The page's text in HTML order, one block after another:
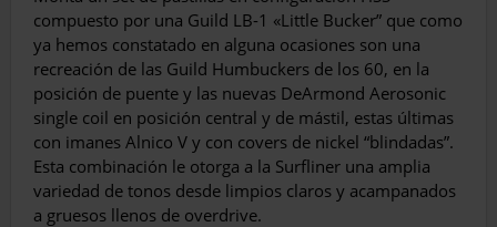
compuesto por una Guild LB-1 «Little Bucker” que como
ya hemos constatado en alguna ocasiones son una
recreación de las Guild Humbuckers de los 60, en la
posición de puente y las nuevas DeArmond Aerosonic
single coil en posición central y de mástil, estas últimas
con imanes Alnico V y con covers de nickel “blindadas”.
Esta combinación le otorga a la Surfliner una amplia
variedad de tonos desde limpios claros y acampanados
a gruesos llenos de overdrive.